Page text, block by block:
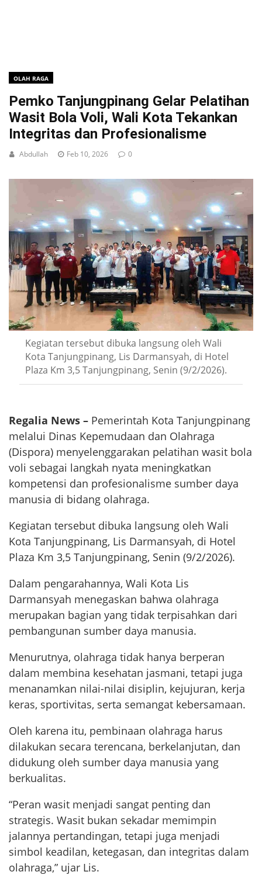
OLAH RAGA
Pemko Tanjungpinang Gelar Pelatihan
Wasit Bola Voli, Wali Kota Tekankan
Integritas dan Profesionalisme
Abdullah Feb 10, 2026 0
Kegiatan tersebut dibuka langsung oleh Wali
Kota Tanjungpinang, Lis Darmansyah, di Hotel
Plaza Km 3,5 Tanjungpinang, Senin (9/2/2026).
Regalia News – Pemerintah Kota Tanjungpinang
melalui Dinas Kepemudaan dan Olahraga
(Dispora) menyelenggarakan pelatihan wasit bola
voli sebagai langkah nyata meningkatkan
kompetensi dan profesionalisme sumber daya
manusia di bidang olahraga.
Kegiatan tersebut dibuka langsung oleh Wali
Kota Tanjungpinang, Lis Darmansyah, di Hotel
Plaza Km 3,5 Tanjungpinang, Senin (9/2/2026).
Dalam pengarahannya, Wali Kota Lis
Darmansyah menegaskan bahwa olahraga
merupakan bagian yang tidak terpisahkan dari
pembangunan sumber daya manusia.
Menurutnya, olahraga tidak hanya berperan
dalam membina kesehatan jasmani, tetapi juga
menanamkan nilai-nilai disiplin, kejujuran, kerja
keras, sportivitas, serta semangat kebersamaan.
Oleh karena itu, pembinaan olahraga harus
dilakukan secara terencana, berkelanjutan, dan
didukung oleh sumber daya manusia yang
berkualitas.
“Peran wasit menjadi sangat penting dan
strategis. Wasit bukan sekadar memimpin
jalannya pertandingan, tetapi juga menjadi
simbol keadilan, ketegasan, dan integritas dalam
olahraga,” ujar Lis.